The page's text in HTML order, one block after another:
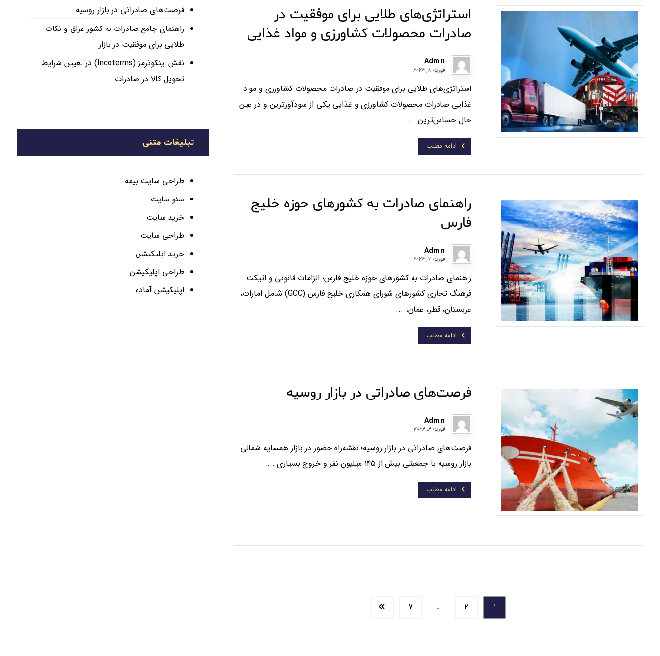
استراتژی‌های طلایی برای موفقیت در
صادرات محصولات کشاورزی و مواد غذایی
Admin
فوریه ۸, ۲۰۲۶
استراتژی‌های طلایی برای موفقیت در صادرات محصولات کشاورزی و مواد
غذایی صادرات محصولات کشاورزی و غذایی یکی از سودآورترین و در عین
حال حساس‌ترین ...
ادامه مطلب
راهنمای صادرات به کشورهای حوزه خلیج
فارس
Admin
فوریه ۷, ۲۰۲۶
راهنمای صادرات به کشورهای حوزه خلیج فارس؛ الزامات قانونی و اتیکت
فرهنگ تجاری کشورهای شورای همکاری خلیج فارس (GCC) شامل امارات،
عربستان، قطر، عمان، ...
ادامه مطلب
فرصت‌های صادراتی در بازار روسیه
Admin
فوریه ۶, ۲۰۲۶
فرصت‌های صادراتی در بازار روسیه؛ نقشه‌راه حضور در بازار همسایه شمالی
بازار روسیه با جمعیتی بیش از ۱۴۵ میلیون نفر و خروج بسیاری ...
ادامه مطلب
۱ ۲ … ۷
فرصت‌های صادراتی در بازار روسیه
راهنمای جامع صادرات به کشور عراق و نکات
طلایی برای موفقیت در بازار
نقش اینکوترمز (Incoterms) در تعیین شرایط
تحویل کالا در صادرات
تبلیغات متنی
طراحی سایت بیمه
سئو سایت
خرید سایت
طراحی سایت
خرید اپلیکیشن
طراحی اپلیکیشن
اپلیکیشن آماده